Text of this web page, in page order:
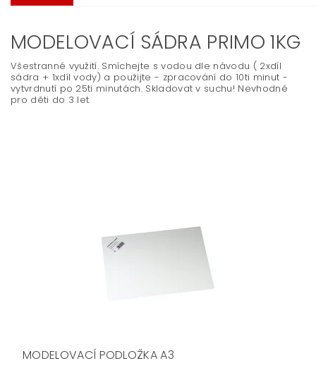
MODELOVACÍ SÁDRA PRIMO 1KG
Všestranné využití. Smíchejte s vodou dle návodu ( 2xdíl
sádra + 1xdíl vody) a použijte - zpracování do 10ti minut -
vytvrdnutí po 25ti minutách. Skladovat v suchu! Nevhodné
pro děti do 3 let.
MODELOVACÍ PODLOŽKA A3